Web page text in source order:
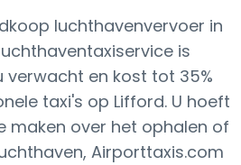
luchthavenvervoer in
is
verwacht en kost tot 35%
taxi's op Lifford. U hoeft
maken over het ophalen of
Airporttaxis.com